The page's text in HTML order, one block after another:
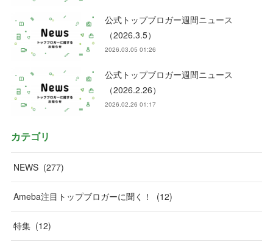
公式トップブロガー週間ニュース
（2026.3.5）
2026.03.05 01:26
公式トップブロガー週間ニュース
（2026.2.26）
2026.02.26 01:17
カテゴリ
NEWS (277)
Ameba注目トップブロガーに聞く！ (12)
特集 (12)